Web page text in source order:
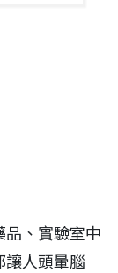
品、實驗室中
讓人頭暈腦